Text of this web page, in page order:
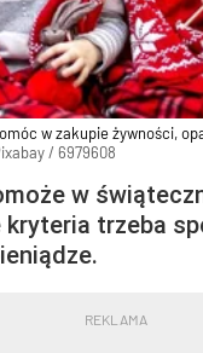
w zakupie żywności,
/ 6979608
w
kryteria trzeba